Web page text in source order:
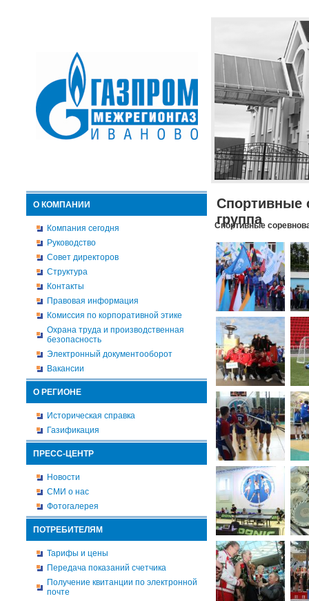
О КОМПАНИИ
Компания сегодня
Руководство
Совет директоров
Структура
Контакты
Правовая информация
Комиссия по корпоративной этике
Охрана труда и производственная
безопасность
Электронный документооборот
Вакансии
О РЕГИОНЕ
Историческая справка
Газификация
ПРЕСС-ЦЕНТР
Новости
СМИ о нас
Фотогалерея
ПОТРЕБИТЕЛЯМ
Тарифы и цены
Передача показаний счетчика
Получение квитанции по электронной
почте
Спортивные
группа
Спортивные